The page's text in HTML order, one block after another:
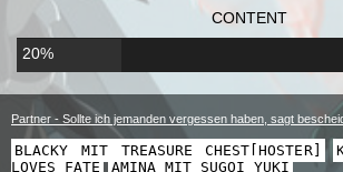
CONTENT
20%
Partner - Sollte ich jemanden vergessen haben, sagt
BLACKY MIT TREASURE CHEST[HOSTER]
LOVES FATE
AMINA MIT SUGOI YUKI